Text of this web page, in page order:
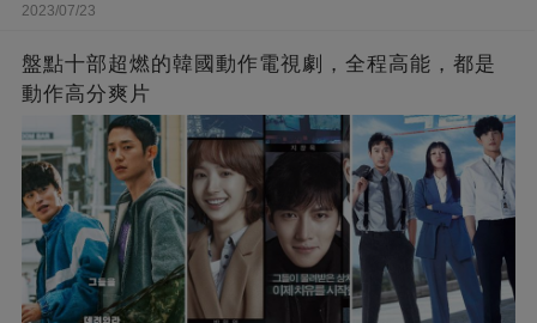
2023/07/23
盤點十部超燃的韓國動作電視劇，全程高能，都是
動作高分爽片